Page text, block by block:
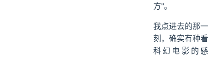
方"。
我点进去的那一
刻，确实有种看
科幻电影的感